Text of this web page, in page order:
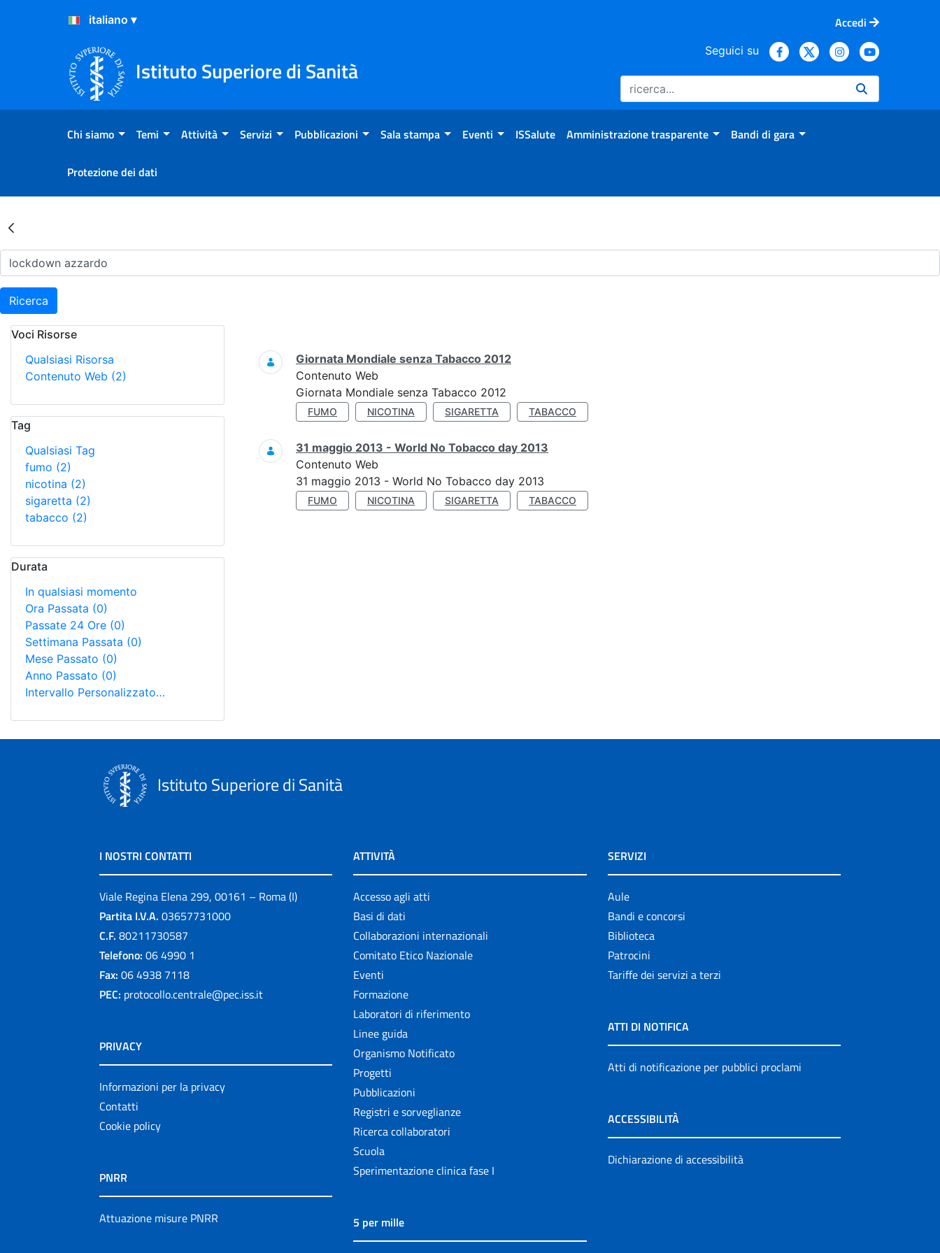
Salta al Contenuto
Salta al Footer
Accedi
Istituto Superiore di Sanità
Seguici su
Chi siamo Temi Attività Servizi Pubblicazioni Sala stampa Eventi ISSalute Amministrazione trasparente Bandi di gara
Protezione dei dati
Risultati della Ricerca - Archivio
Ricerca
Voci Risorse
Qualsiasi Risorsa
Contenuto Web (2)
Tag
Qualsiasi Tag
fumo (2)
nicotina (2)
sigaretta (2)
tabacco (2)
Durata
In qualsiasi momento
Ora Passata (0)
Passate 24 Ore (0)
Settimana Passata (0)
Mese Passato (0)
Anno Passato (0)
Intervallo Personalizzato…
Ricerca
Giornata Mondiale senza Tabacco 2012
Contenuto Web
Giornata Mondiale senza Tabacco 2012
FUMO NICOTINA SIGARETTA TABACCO
31 maggio 2013 - World No Tobacco day 2013
Contenuto Web
31 maggio 2013 - World No Tobacco day 2013
FUMO NICOTINA SIGARETTA TABACCO
Istituto Superiore di Sanità
I NOSTRI CONTATTI
Viale Regina Elena 299, 00161 – Roma (I)
Partita I.V.A. 03657731000
C.F. 80211730587
Telefono: 06 4990 1
Fax: 06 4938 7118
PEC: protocollo.centrale@pec.iss.it
PRIVACY
Informazioni per la privacy
Contatti
Cookie policy
PNRR
Attuazione misure PNRR
ATTIVITÀ
Accesso agli atti
Basi di dati
Collaborazioni internazionali
Comitato Etico Nazionale
Eventi
Formazione
Laboratori di riferimento
Linee guida
Organismo Notificato
Progetti
Pubblicazioni
Registri e sorveglianze
Ricerca collaboratori
Scuola
Sperimentazione clinica fase I
5 per mille
SERVIZI
Aule
Bandi e concorsi
Biblioteca
Patrocini
Tariffe dei servizi a terzi
ATTI DI NOTIFICA
Atti di notificazione per pubblici proclami
ACCESSIBILITÀ
Dichiarazione di accessibilità